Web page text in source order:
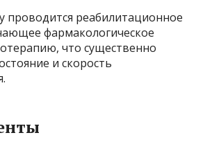
проводится реабилитационное
фармакологическое
что существенно
и скорость